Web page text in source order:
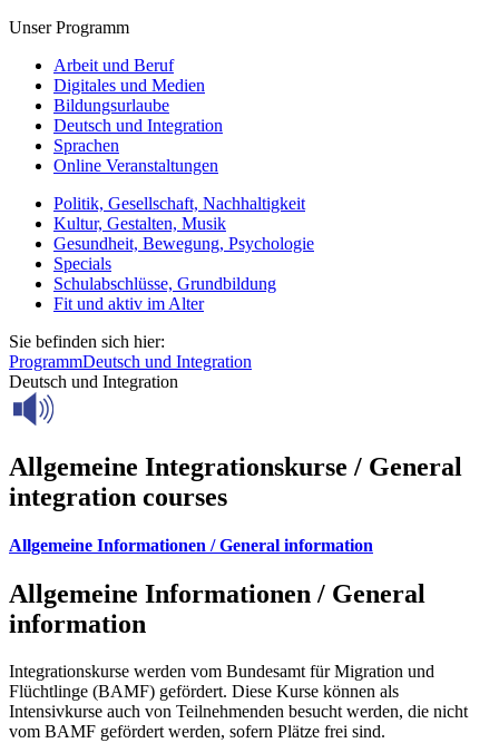
Unser Programm
Arbeit und Beruf
Digitales und Medien
Bildungsurlaube
Deutsch und Integration
Sprachen
Online Veranstaltungen
Politik, Gesellschaft, Nachhaltigkeit
Kultur, Gestalten, Musik
Gesundheit, Bewegung, Psychologie
Specials
Schulabschlüsse, Grundbildung
Fit und aktiv im Alter
Sie befinden sich hier:
ProgrammDeutsch und Integration
Deutsch und Integration
Allgemeine Integrationskurse / General
integration courses
Allgemeine Informationen / General information
Allgemeine Informationen / General
information
Integrationskurse werden vom Bundesamt für Migration und
Flüchtlinge (BAMF) gefördert. Diese Kurse können als
Intensivkurse auch von Teilnehmenden besucht werden, die nicht
vom BAMF gefördert werden, sofern Plätze frei sind.